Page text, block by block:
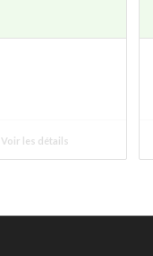
Voir les détails